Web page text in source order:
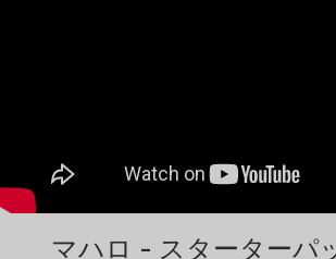
マハロ - スターターパ